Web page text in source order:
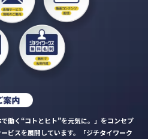
働く“コトとヒト”を元気に。」をコンセプ
ビスを展開しています。「ジチタイワーク